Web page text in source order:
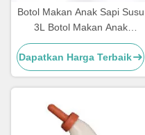
Botol Makan Anak Sapi Susu
3L Botol Makan Anak
Domba Dengan Puting Karet
Dapatkan Harga Terbaik